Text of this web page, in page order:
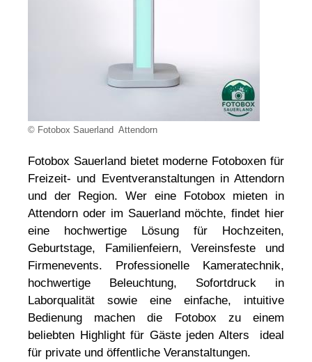
© Fotobox Sauerland  Attendorn
Fotobox Sauerland bietet moderne Fotoboxen für
Freizeit- und Eventveranstaltungen in Attendorn
und der Region. Wer eine Fotobox mieten in
Attendorn oder im Sauerland möchte, findet hier
eine hochwertige Lösung für Hochzeiten,
Geburtstage, Familienfeiern, Vereinsfeste und
Firmenevents. Professionelle Kameratechnik,
hochwertige Beleuchtung, Sofortdruck in
Laborqualität sowie eine einfache, intuitive
Bedienung machen die Fotobox zu einem
beliebten Highlight für Gäste jeden Alters  ideal
für private und öffentliche Veranstaltungen.